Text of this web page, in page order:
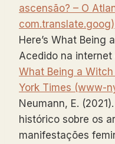
ascensão? – O
com.translate.goog)
Here’s What Being
Acedido na
What Being a
York Times (www-
Neumann, E.
histórico sobre os
manifestações